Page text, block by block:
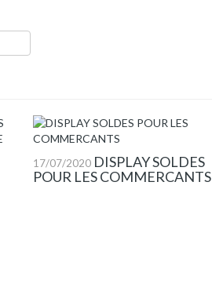
17/07/2020 DISPLAY SOLDES
POUR LES COMMERCANTS